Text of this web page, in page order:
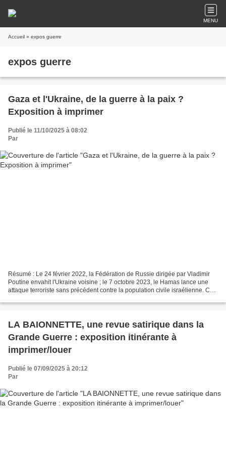
MENU
Accueil » expos guerre
expos guerre
Gaza et l'Ukraine, de la guerre à la paix ?
Exposition à imprimer
Publié le 11/10/2025 à 08:02
Par
Résumé : Le 24 février 2022, la Fédération de Russie dirigée par Vladimir
Poutine envahit l'Ukraine voisine ; le 7 octobre 2023, le Hamas lance une
attaque terroriste sans précédent contre la population civile israélienne. Ces
LA BAIONNETTE, une revue satirique dans la
Grande Guerre : exposition itinérante à
imprimer/louer
Publié le 07/09/2025 à 20:12
Par